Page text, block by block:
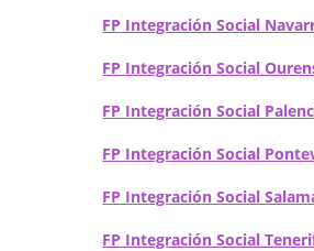
FP Integración Social
FP Integración Social
FP Integración Social
FP Integración Social
FP Integración Social
FP Integración Social